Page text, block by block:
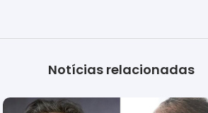
Notícias relacionadas